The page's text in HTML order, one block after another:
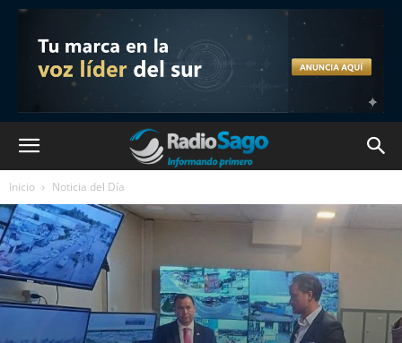
Inicio Noticia del Día